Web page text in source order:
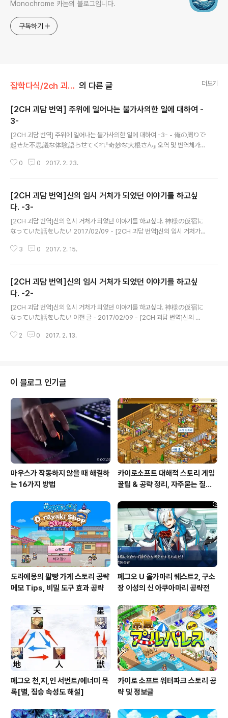
Monochrome 카논의 블로그입니다.
구독하기
잡학다식/2ch 괴담 번역 의 다른 글 더보기
[2CH 괴담 번역] 주위에 일어나는 불가사의한 일에 대하여 -
3-
[2CH 괴담 번역] 주위에 일어나는 불가사의한 일에 대하여 -3- - 俺の周りで
起きた不思議な体験語らせてくれ『奇妙な大根さん』 오역 및 번역체가
にあった怖い名無し＠＼(^o^)／ 2014/08/31(日) 03:19:40.76 ID:LBg
자신에 대한 분노가 아닌 내 주위의 무언가에 대한 것이라는 것 - N에게는 더 이
상 보이지 않는 다는 것 정도는 알게 되었다. 점심시간 동안 얻은 정보는 이정도
뿐이지만, 일단 나 때문에 나나 N이 저주받은 것이 아니라, 뭔..
0 0 2017. 2. 23.
[2CH 괴담 번역]신의 임시 거처가 되었던 이야기를 하고싶
다. -3-
[2CH 괴담 번역]신의 임시 거처가 되었던 이야기를 하고싶다. 神様の仮宿に
なっていた話をしたい 2017/02/09 - [2CH 괴담 번역]신의 임시 거처가
처가 되었던 이야기를 하고싶다. -2- 46: 名も無き被検体774号+＠＼(^o
돼'라고 했다. 사실 이 시점에서, 아즈 씨의 이야기는 전혀 믿지 얺었다. 신이 씌
었다고 해도 특별히 좋은게 있을리 없다. 생활은 밑바닥이다. 그래도 차근차근
생각해서, 다시 칸다신사에 들렀다가 친가로 돌아가게 되..
3 0 2017. 2. 15.
[2CH 괴담 번역]신의 임시 거처가 되었던 이야기를 하고싶
다. -2-
[2CH 괴담 번역]신의 임시 거처가 되었던 이야기를 하고싶다. 神様の仮宿に
なっていた話をしたい 이전 글 - 2017/02/09 - [2CH 괴담 번역]신의 임
(^o^)／ 2015/12/24(木) 20:58:43.62 ID:pGyepl4e.net 가까이에 소방
名も無き被検体774号+＠＼(^o^)／ 2015/12/24(木) 21:04:43.83 ID:
HpS+dltw.net 이야기를 들은 다음날, 여동..
2 0 2017. 2. 13.
이 블로그 인기글
마우스가 작동하지 않을 때 해결하
는 16가지 방법
카이로소프트 대해적 스토리 게임
꿀팁 & 공략 정리, 자주묻는 질문
도라에몽의 팥빵 가게 스토리 공략
메모 Tips, 비밀 도구 효과 공략
페그오 U 올가마리 퀘스트2, 구소
장 이성의 신 아쿠아마리 공략전
페그오 천,지,인 서번트/에너미 목
록[별, 짐승 속성도 해설]
카이로 소프트 워터파크 스토리 공
략 및 정보글